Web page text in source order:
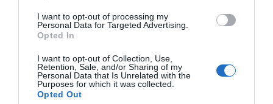
I want to opt-out of processing my
Personal Data for Targeted Advertising.
Opted In
I want to opt-out of Collection, Use,
Retention, Sale, and/or Sharing of my
Personal Data that Is Unrelated with the
Purposes for which it was collected.
Opted Out
Címkék: párkapcsolat
Korábbi bejegyzések Következő bejegyzés